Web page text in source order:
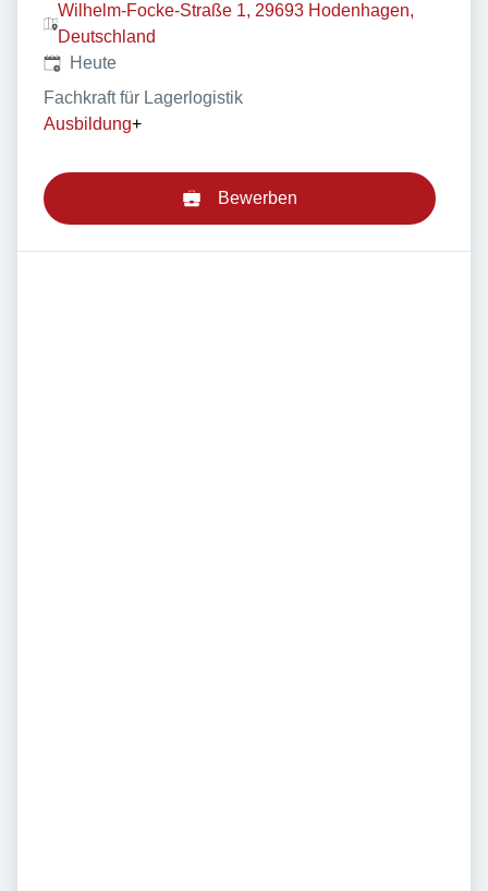
Wilhelm-Focke-Straße 1, 29693 Hodenhagen,
Deutschland
Veröffentlicht
Heute
Fachkraft für Lagerlogistik
Ausbildung+
Bewerben